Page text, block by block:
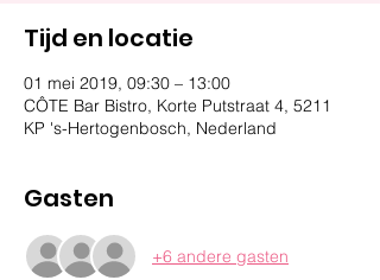
Tijd en locatie
01 mei 2019, 09:30 – 13:00
CÔTE Bar Bistro, Korte Putstraat 4, 5211
KP 's-Hertogenbosch, Nederland
Gasten
+6 andere gasten